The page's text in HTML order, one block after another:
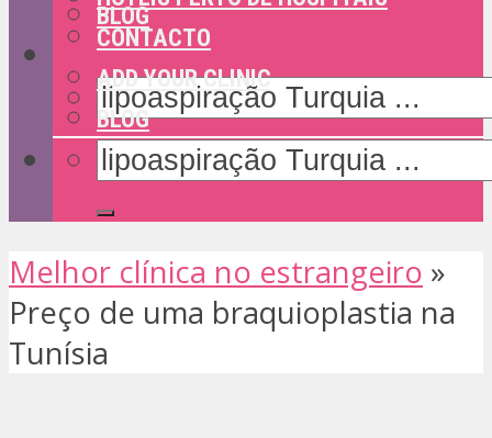
BLOG
CONTACTO
ADD YOUR CLINIC
BLOG
Melhor clínica no estrangeiro »
Preço de uma braquioplastia na
Tunísia